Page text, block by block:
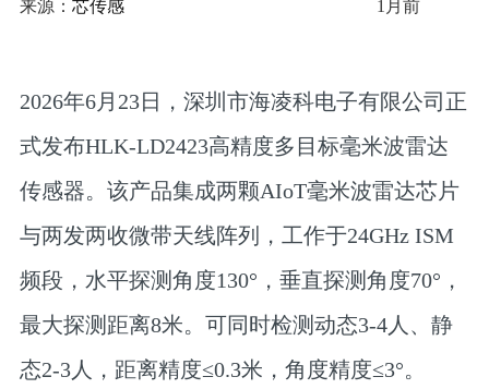
来源： 芯传感 1月前
2026年6月23日，深圳市海凌科电子有限公司正
式发布HLK-LD2423高精度多目标毫米波雷达
传感器。该产品集成两颗AIoT毫米波雷达芯片
与两发两收微带天线阵列，工作于24GHz ISM
频段，水平探测角度130°，垂直探测角度70°，
最大探测距离8米。可同时检测动态3-4人、静
态2-3人，距离精度≤0.3米，角度精度≤3°。